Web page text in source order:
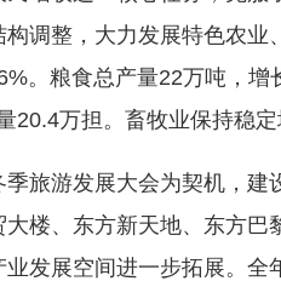
调整，大力发展特色农业
。粮食总产量22万吨，增
万担。畜牧业保持稳定
游发展大会为契机，建
楼、东方新天地、东方巴
发展空间进一步拓展。